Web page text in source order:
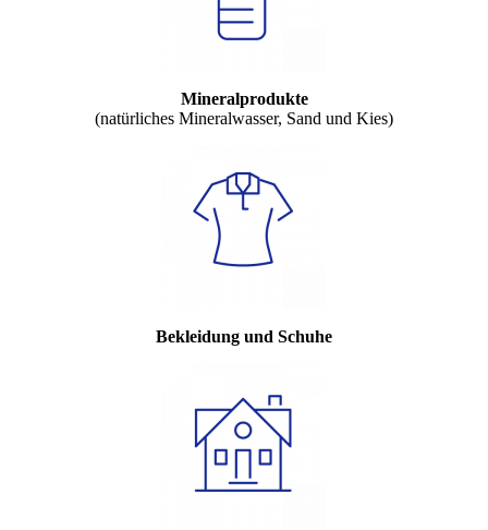
Mineralprodukte
(natürliches Mineralwasser, Sand und Kies)
Bekleidung und Schuhe